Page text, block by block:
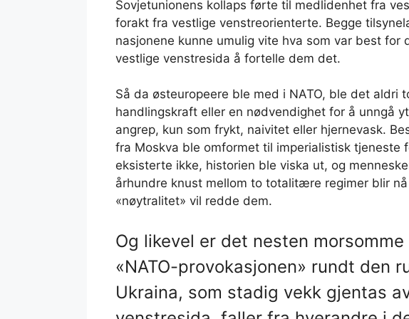
Sovjetunionens kollaps førte til medlidenhet fra
forakt fra vestlige venstreorienterte. Begge
nasjonene kunne umulig vite hva som var best for
vestlige venstresida å fortelle dem det.
Så da østeuropeere ble med i NATO, ble det aldri
handlingskraft eller en nødvendighet for å unngå
angrep, kun som frykt, naivitet eller hjernevask.
fra Moskva ble omformet til imperialistisk tjeneste
eksisterte ikke, historien ble viska ut, og
århundre knust mellom to totalitære regimer blir
«nøytralitet» vil redde dem.
Og likevel er det nesten
«NATO-provokasjonen» rundt den
Ukraina, som stadig vekk gjentas